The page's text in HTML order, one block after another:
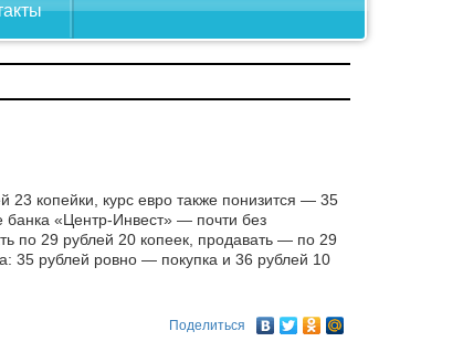
23 копейки, курс евро также понизится — 35
«Центр-Инвест» — почти без
по 29 рублей 20 копеек, продавать — по 29
35 рублей ровно — покупка и 36 рублей 10
Поделиться